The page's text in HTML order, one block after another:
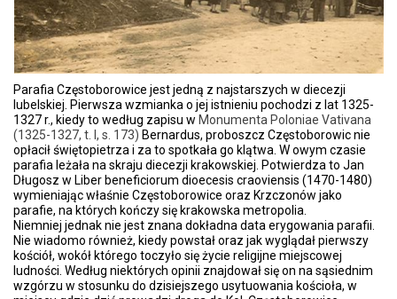
Parafia Częstoborowice jest jedną z najstarszych w diecezji
lubelskiej. Pierwsza wzmianka o jej istnieniu pochodzi z lat 1325-
1327 r., kiedy to według zapisu w Monumenta Poloniae Vativana
(1325-1327, t. I, s. 173) Bernardus, proboszcz Częstoborowic nie
opłacił świętopietrza i za to spotkała go klątwa. W owym czasie
parafia leżała na skraju diecezji krakowskiej. Potwierdza to Jan
Długosz w Liber beneficiorum dioecesis craoviensis (1470-1480)
wymieniając właśnie Częstoborowice oraz Krzczonów jako
parafie, na których kończy się krakowska metropolia.
Niemniej jednak nie jest znana dokładna data erygowania parafii.
Nie wiadomo również, kiedy powstał oraz jak wyglądał pierwszy
kościół, wokół którego toczyło się życie religijne miejscowej
ludności. Według niektórych opinii znajdował się on na sąsiednim
wzgórzu w stosunku do dzisiejszego usytuowania kościoła, w